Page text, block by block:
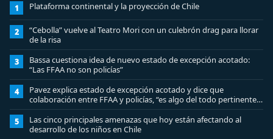
1 Plataforma continental y la proyección de Chile
2
“Cebolla” vuelve al Teatro Mori con un culebrón drag para llorar
de la risa
3
Bassa cuestiona idea de nuevo estado de excepción acotado:
“Las FFAA no son policías”
4
Pavez explica estado de excepción acotado y dice que
colaboración entre FFAA y policías, “es algo del todo pertinente
analizar”
5
Las cinco principales amenazas que hoy están afectando al
desarrollo de los niños en Chile